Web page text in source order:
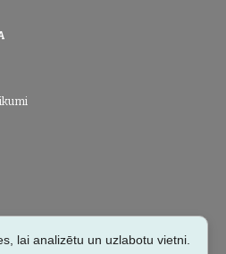
lai analizētu un uzlabotu vietni.